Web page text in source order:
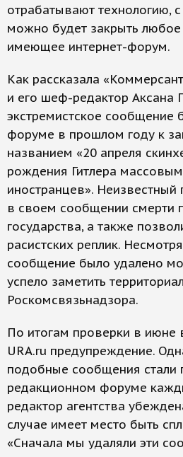
отрабатывают технологию,
можно будет закрыть
имеющее интернет-форум.
Как рассказала
и его шеф-редактор Аксана
экстремистское сообщение
форуме в прошлом году к
названием «20 апреля
рождения Гитлера
иностранцев». Неизвестный
в своем сообщении смерти
государства, а также
расистских реплик.
сообщение было удалено
успело заметить
Роскомсвязьнадзора.
По итогам проверки в июне
URA.ru предупреждение.
подобные сообщения стали
редакционном форуме
редактор агентства
случае имеет место быть
«Сначала мы удаляли эти